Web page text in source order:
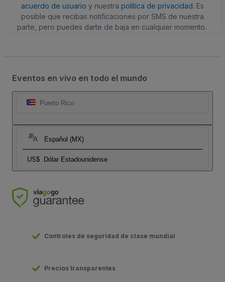
acuerdo de usuario y nuestra política de privacidad. Es
posible que recibas notificaciones por SMS de nuestra
parte, pero puedes darte de baja en cualquier momento.
Eventos en vivo en todo el mundo
Puerto Rico
Español (MX)
US$ Dólar Estadounidense
Controles de seguridad de clase mundial
Precios transparentes